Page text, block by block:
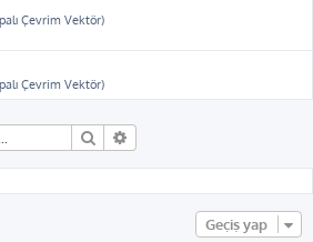
Çevrim Vektör)
Çevrim Vektör)
Ara
Geçiş yap